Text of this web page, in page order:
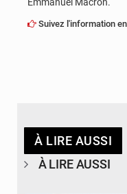
Suivez l'information
À LIRE AUSSI
À LIRE AUSSI